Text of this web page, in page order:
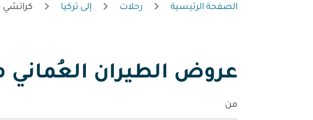
الصفحة الرئيسية رحلات إلى تركيا كراتشي -
عروض الطيران العُماني
من